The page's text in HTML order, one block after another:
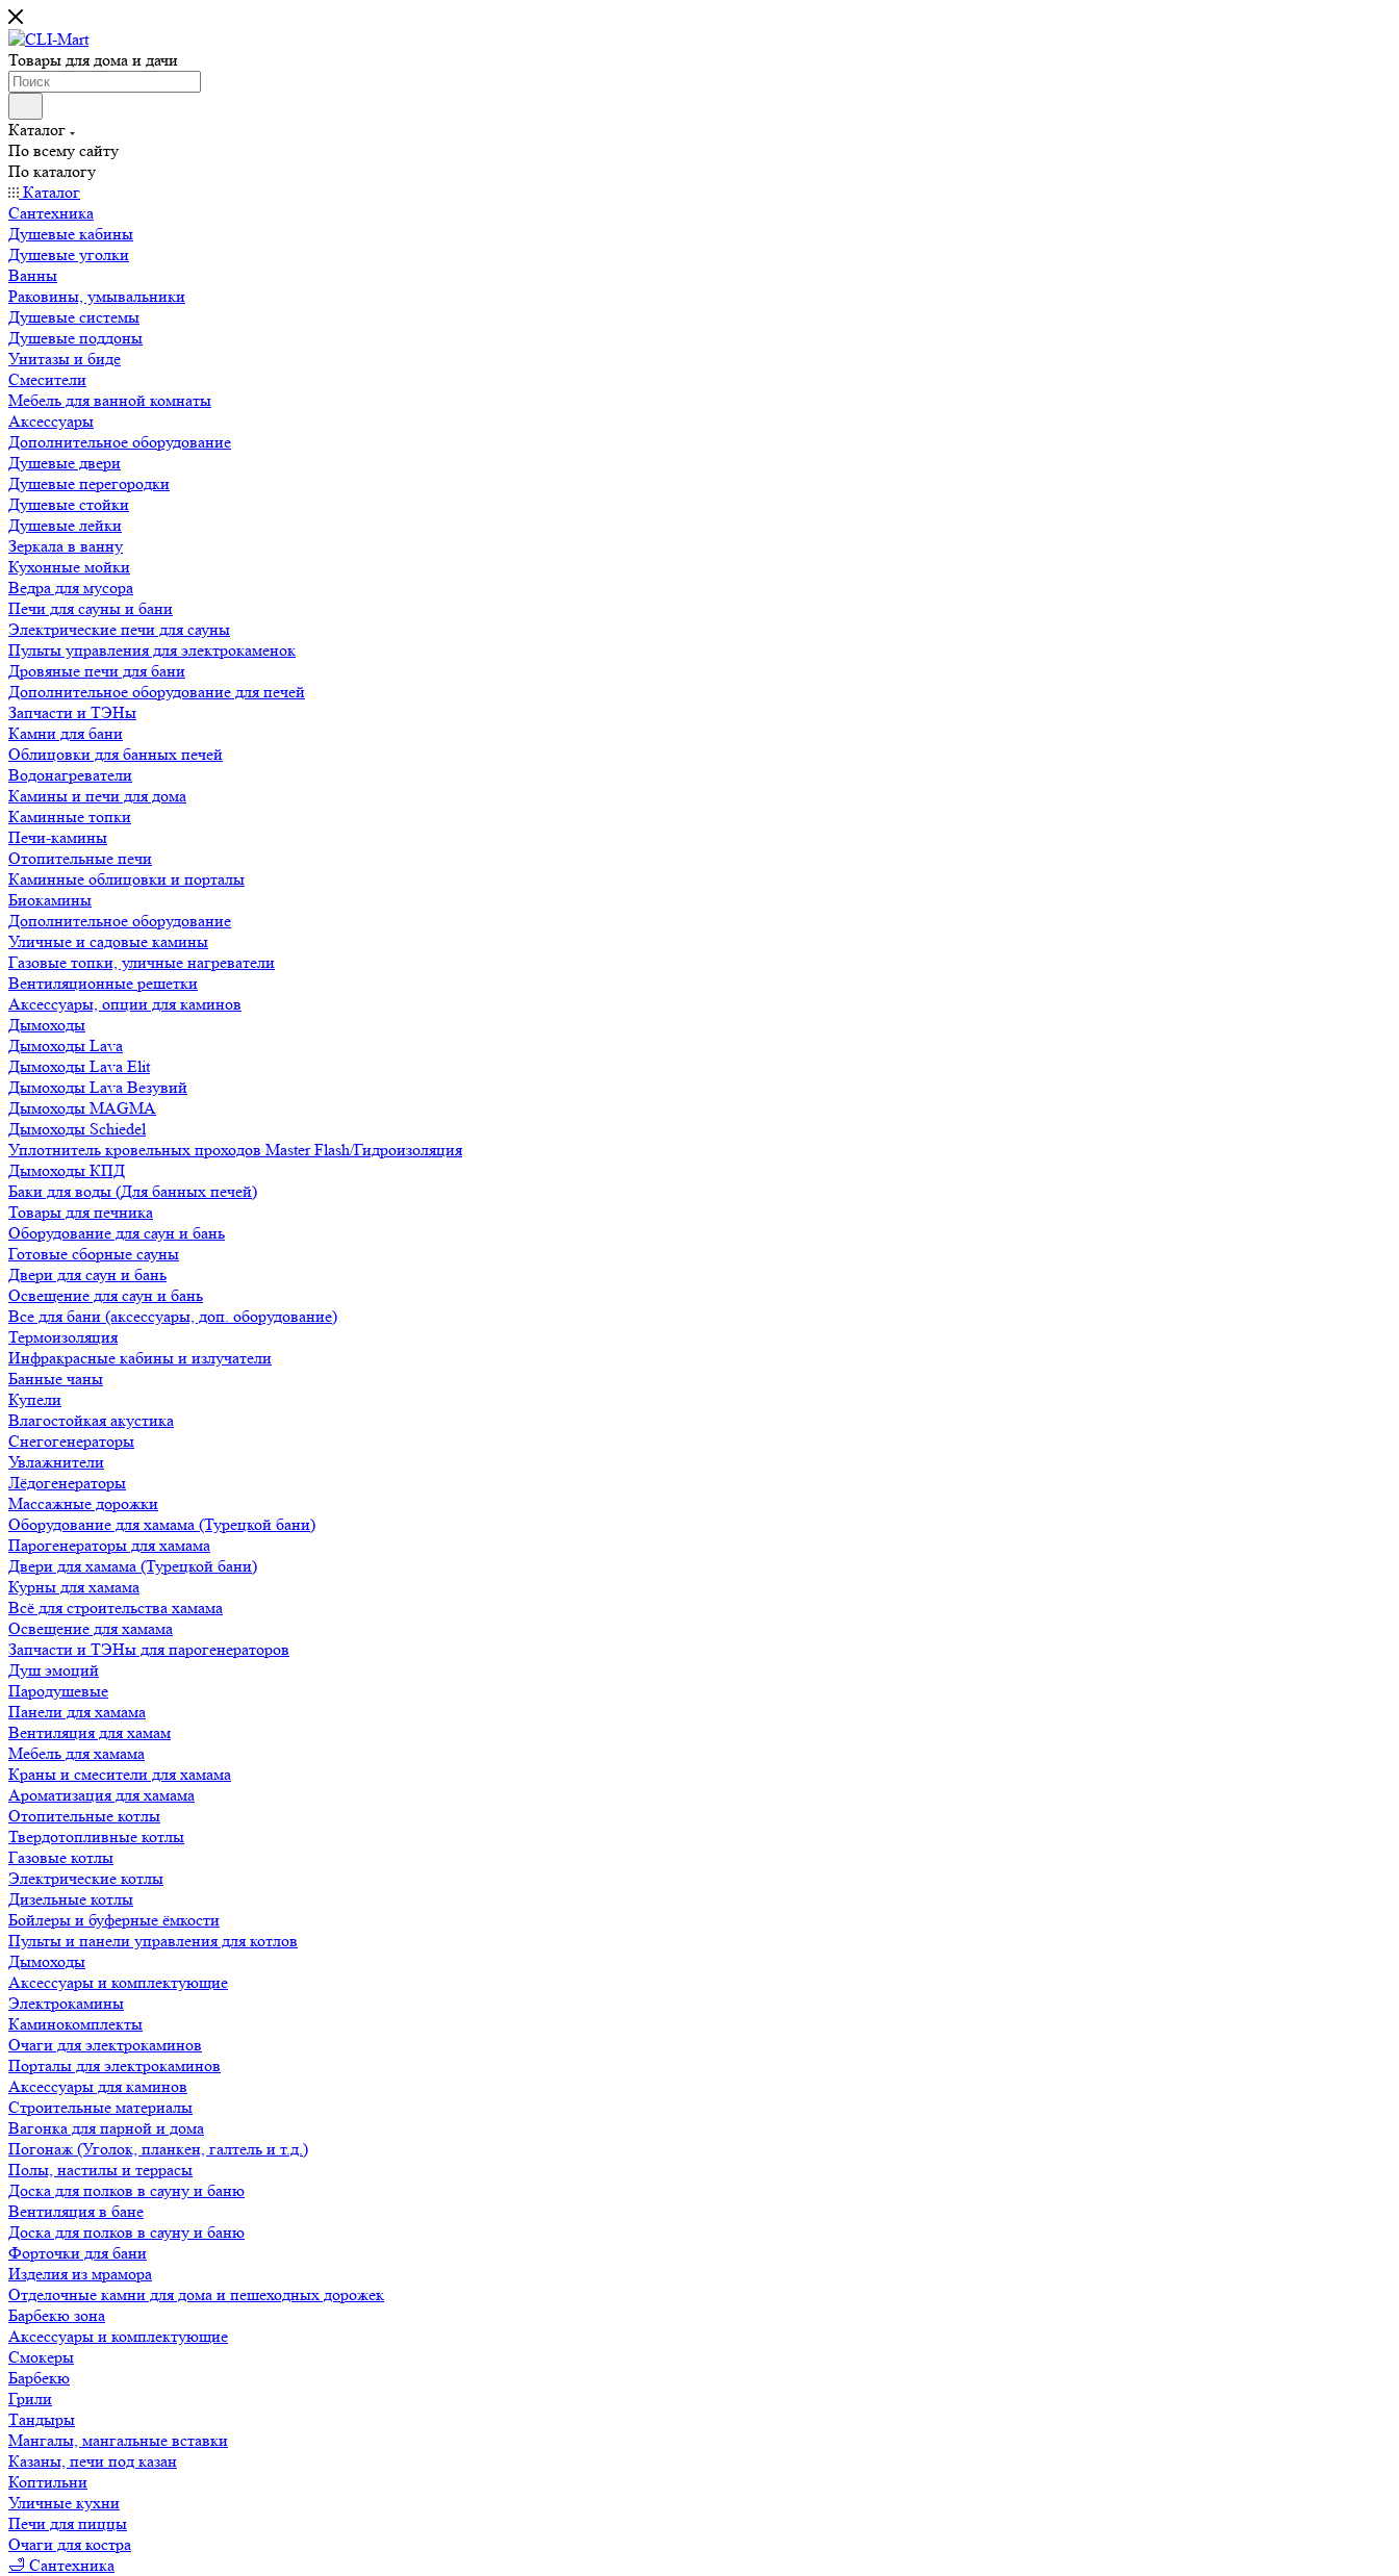
Товары для дома и дачи
Каталог
По всему сайту
По каталогу
Каталог
Сантехника
Душевые кабины
Душевые уголки
Ванны
Раковины, умывальники
Душевые системы
Душевые поддоны
Унитазы и биде
Смесители
Мебель для ванной комнаты
Аксессуары
Дополнительное оборудование
Душевые двери
Душевые перегородки
Душевые стойки
Душевые лейки
Зеркала в ванну
Кухонные мойки
Ведра для мусора
Печи для сауны и бани
Электрические печи для сауны
Пульты управления для электрокаменок
Дровяные печи для бани
Дополнительное оборудование для печей
Запчасти и ТЭНы
Камни для бани
Облицовки для банных печей
Водонагреватели
Камины и печи для дома
Каминные топки
Печи-камины
Отопительные печи
Каминные облицовки и порталы
Биокамины
Дополнительное оборудование
Уличные и садовые камины
Газовые топки, уличные нагреватели
Вентиляционные решетки
Аксессуары, опции для каминов
Дымоходы
Дымоходы Lava
Дымоходы Lava Elit
Дымоходы Lava Везувий
Дымоходы MAGMA
Дымоходы Schiedel
Уплотнитель кровельных проходов Master Flash/Гидроизоляция
Дымоходы КПД
Баки для воды (Для банных печей)
Товары для печника
Оборудование для саун и бань
Готовые сборные сауны
Двери для саун и бань
Освещение для саун и бань
Все для бани (аксессуары, доп. оборудование)
Термоизоляция
Инфракрасные кабины и излучатели
Банные чаны
Купели
Влагостойкая акустика
Снегогенераторы
Увлажнители
Лёдогенераторы
Массажные дорожки
Оборудование для хамама (Турецкой бани)
Парогенераторы для хамама
Двери для хамама (Турецкой бани)
Курны для хамама
Всё для строительства хамама
Освещение для хамама
Запчасти и ТЭНы для парогенераторов
Душ эмоций
Пародушевые
Панели для хамама
Вентиляция для хамам
Мебель для хамама
Краны и смесители для хамама
Ароматизация для хамама
Отопительные котлы
Твердотопливные котлы
Газовые котлы
Электрические котлы
Дизельные котлы
Бойлеры и буферные ёмкости
Пульты и панели управления для котлов
Дымоходы
Аксессуары и комплектующие
Электрокамины
Каминокомплекты
Очаги для электрокаминов
Порталы для электрокаминов
Аксессуары для каминов
Строительные материалы
Вагонка для парной и дома
Погонаж (Уголок, планкен, галтель и т.д.)
Полы, настилы и террасы
Доска для полков в сауну и баню
Вентиляция в бане
Доска для полков в сауну и баню
Форточки для бани
Изделия из мрамора
Отделочные камни для дома и пешеходных дорожек
Барбекю зона
Аксессуары и комплектующие
Смокеры
Барбекю
Грили
Тандыры
Мангалы, мангальные вставки
Казаны, печи под казан
Коптильни
Уличные кухни
Печи для пиццы
Очаги для костра
🛁 Сантехника